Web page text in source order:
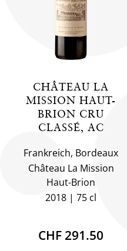
CHÂTEAU LA
MISSION HAUT-
BRION CRU
CLASSÉ, AC
Frankreich, Bordeaux
Château La Mission
Haut-Brion
2018
75 cl
CHF 291.50